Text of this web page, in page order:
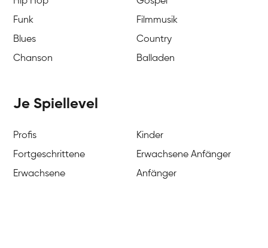
Funk
Filmmusik
Blues
Country
Chanson
Balladen
Je Spiellevel
Profis
Kinder
Fortgeschrittene
Erwachsene Anfänger
Erwachsene
Anfänger